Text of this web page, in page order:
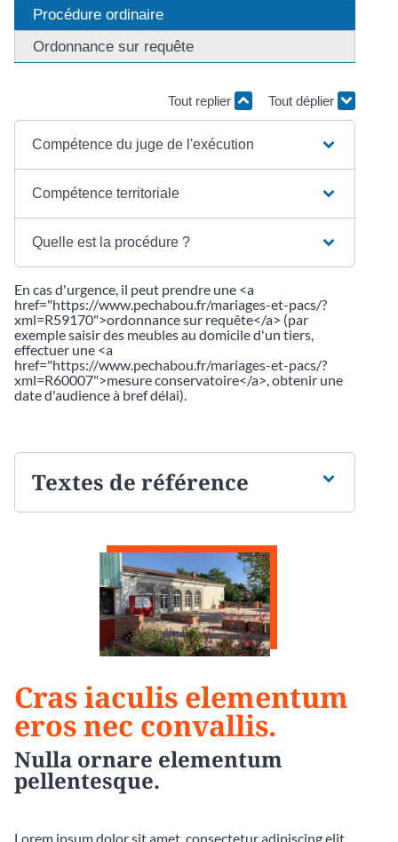
Procédure ordinaire
Ordonnance sur requête
Tout replier Tout déplier
Compétence du juge de l'exécution
Compétence territoriale
Quelle est la procédure ?
En cas d'urgence, il peut prendre une <a
href="https://www.pechabou.fr/mariages-et-pacs/?
xml=R59170">ordonnance sur requête</a> (par
exemple saisir des meubles au domicile d'un tiers,
effectuer une <a
href="https://www.pechabou.fr/mariages-et-pacs/?
xml=R60007">mesure conservatoire</a>, obtenir une
date d'audience à bref délai).
Textes de référence
Cras iaculis elementum
eros nec convallis.
Nulla ornare elementum
pellentesque.
Lorem ipsum dolor sit amet, consectetur adipiscing elit.